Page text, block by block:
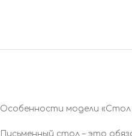
Особенности модели «Стол
Письменный стол – это